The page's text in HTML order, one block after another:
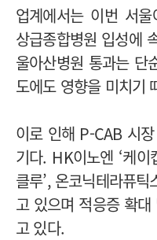
업계에서는 이번 서
상급종합병원 입성에
울아산병원 통과는 단
도에도 영향을 미치기
이로 인해 P-CAB 시
기다. HK이노엔 ‘케이
클루’, 온코닉테라퓨틱
고 있으며 적응증 확
고 있다.